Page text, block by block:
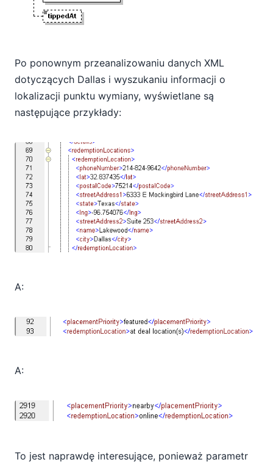
Po ponownym przeanalizowaniu danych XML
dotyczących Dallas i wyszukaniu informacji o
lokalizacji punktu wymiany, wyświetlane są
następujące przykłady:
A:
A:
To jest naprawdę interesujące, ponieważ parametr